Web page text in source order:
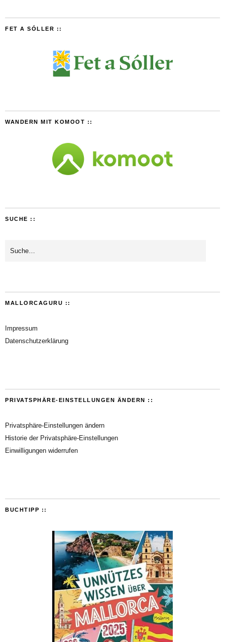
FET A SÓLLER ::
WANDERN MIT KOMOOT ::
SUCHE ::
MALLORCAGURU ::
Impressum
Datenschutzerklärung
PRIVATSPHÄRE-EINSTELLUNGEN ÄNDERN ::
Privatsphäre-Einstellungen ändern
Historie der Privatsphäre-Einstellungen
Einwilligungen widerrufen
BUCHTIPP ::